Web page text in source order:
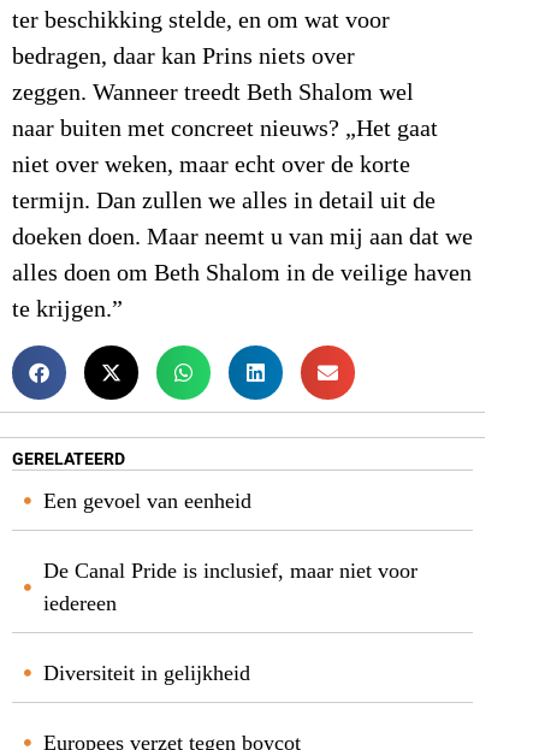
ter beschikking stelde, en om wat voor
bedragen, daar kan Prins niets over
zeggen. Wanneer treedt Beth Shalom wel
naar buiten met concreet nieuws? „Het gaat
niet over weken, maar echt over de korte
termijn. Dan zullen we alles in detail uit de
doeken doen. Maar neemt u van mij aan dat we
alles doen om Beth Shalom in de veilige haven
te krijgen.”
GERELATEERD
Een gevoel van eenheid
De Canal Pride is inclusief, maar niet voor
iedereen
Diversiteit in gelijkheid
Europees verzet tegen boycot